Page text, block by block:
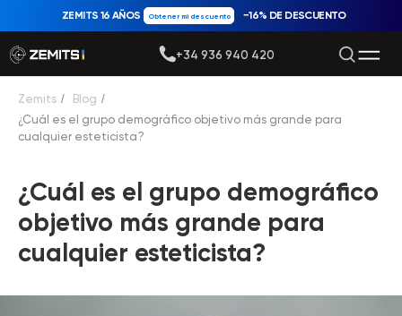
Obtener mi descuento
ZEMITS 16 AÑOS −16% DE DESCUENTO
+34 936 940 420
Zemits / Blog /
¿Cuál es el grupo demográfico objetivo más grande para
cualquier esteticista?
¿Cuál es el grupo demográfico
objetivo más grande para
cualquier esteticista?